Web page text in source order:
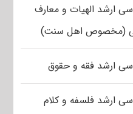
ارشد الهیات و معارف
(مخصوص اهل سنت)
ارشد فقه و حقوق
ارشد فلسفه و کلام